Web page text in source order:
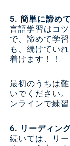
5. 簡単に諦め
言語学習はコ
で、諦めて学
も、続けてい
着けます！！
最初のうちは
いでください
ンラインで練
6. リーディン
続いては、リ